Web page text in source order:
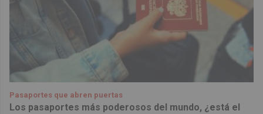
Pasaportes que abren puertas
Los pasaportes más poderosos del mundo, ¿está el